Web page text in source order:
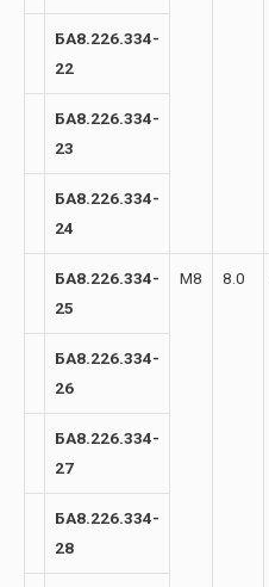
БА8.226.334-
22
БА8.226.334-
23
БА8.226.334-
24
БА8.226.334-
25
М8 8.0
БА8.226.334-
26
БА8.226.334-
27
БА8.226.334-
28